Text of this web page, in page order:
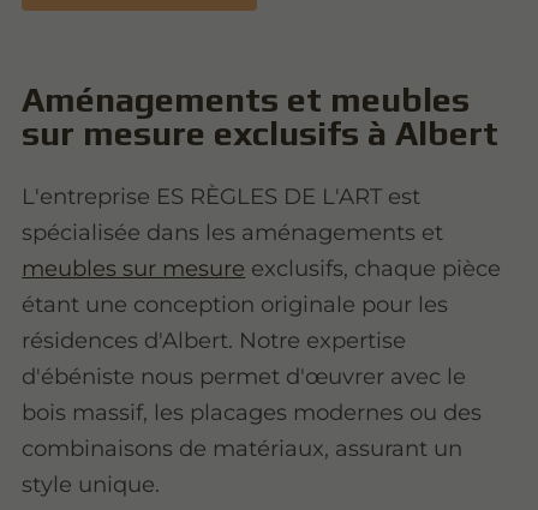
Aménagements et meubles
sur mesure exclusifs à Albert
L'entreprise ES RÈGLES DE L'ART est
spécialisée dans les aménagements et
meubles sur mesure exclusifs, chaque pièce
étant une conception originale pour les
résidences d'Albert. Notre expertise
d'ébéniste nous permet d'œuvrer avec le
bois massif, les placages modernes ou des
combinaisons de matériaux, assurant un
style unique.